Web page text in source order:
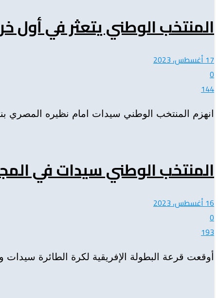
المنتخب الوطني يتعثر في أول
17 أغسطس، 2023
0
144
انهزم المنتخب الوطني سيدات امام نظيره المصري بنتيجة ثلاث أشواط لصفر (18-
المنتخب الوطني سيدات في
16 أغسطس، 2023
0
193
أوقعت قرعة البطولة الإفريقية لكرة الطائرة سيدات و